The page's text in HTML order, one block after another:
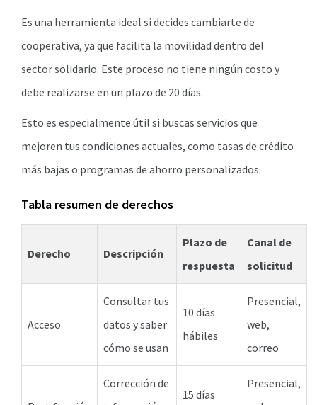
Es una herramienta ideal si decides cambiarte de
cooperativa, ya que facilita la movilidad dentro del
sector solidario. Este proceso no tiene ningún costo y
debe realizarse en un plazo de 20 días.
Esto es especialmente útil si buscas servicios que
mejoren tus condiciones actuales, como tasas de crédito
más bajas o programas de ahorro personalizados.
Tabla resumen de derechos
Derecho Descripción
Plazo de
respuesta
Canal de
solicitud
Acceso
Consultar tus
datos y saber
cómo se usan
10 días
hábiles
Presencial,
web,
correo
Corrección de
15 días
Presencial,